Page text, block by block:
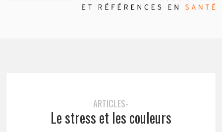
ARTICLES-
Le stress et les couleurs